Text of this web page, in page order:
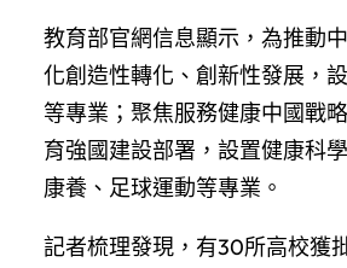
教育部官網信息顯示，為推動
化創造性轉化、創新性發展，
等專業；聚焦服務健康中國戰
育強國建設部署，設置健康科
康養、足球運動等專業。
記者梳理發現，有30所高校獲